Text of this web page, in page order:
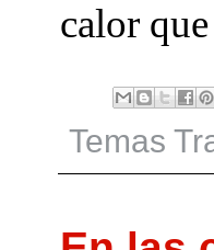
calor
Temas